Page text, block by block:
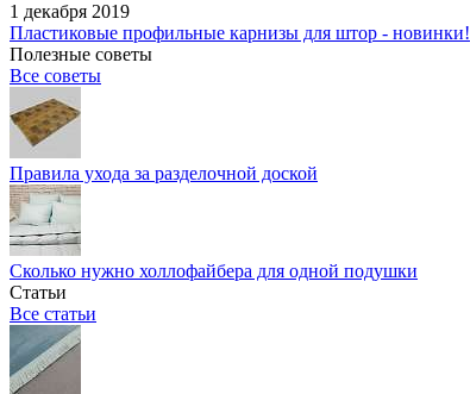
1 декабря 2019
Пластиковые профильные карнизы для штор - новинки!
Полезные советы
Все советы
Правила ухода за разделочной доской
Сколько нужно холлофайбера для одной подушки
Статьи
Все статьи